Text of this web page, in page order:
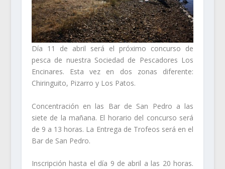
Día 11 de abril será el próximo concurso de
pesca de nuestra Sociedad de Pescadores Los
Encinares. Esta vez en dos zonas diferente:
Chiringuito, Pizarro y Los Patos.
Concentración en las Bar de San Pedro a las
siete de la mañana. El horario del concurso será
de 9 a 13 horas. La Entrega de Trofeos será en el
Bar de San Pedro.
Inscripción hasta el día 9 de abril a las 20 horas.